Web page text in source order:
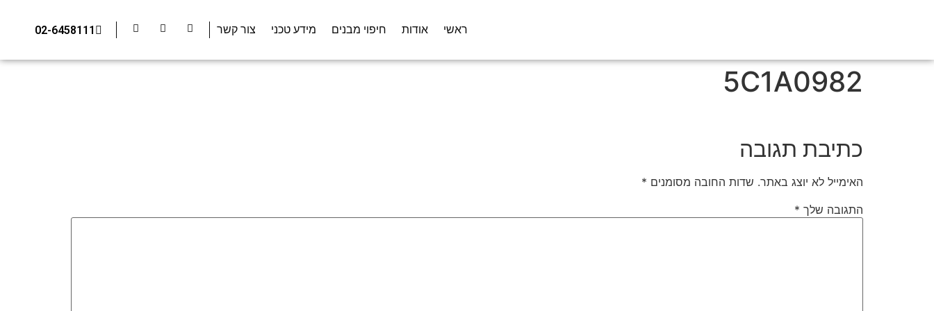
ראשי אודות חיפוי מבנים מידע טכני צור קשר 02-6458111
5C1A0982
כתיבת תגובה
האימייל לא יוצג באתר. שדות החובה מסומנים *
התגובה שלך *